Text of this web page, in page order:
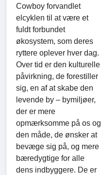
Cowboy forvandlet
elcyklen til at være et
fuldt forbundet
økosystem, som deres
ryttere oplever hver dag.
Over tid er den kulturelle
påvirkning, de forestiller
sig, en af ​​at skabe den
levende by – bymiljøer,
der er mere
opmærksomme på os og
den måde, de ønsker at
bevæge sig på, og mere
bæredygtige for alle
dens indbyggere. De er